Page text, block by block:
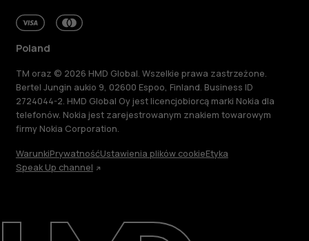
Naprawa i recykling
Poland
TM oraz © 2026 HMD Global. Wszelkie prawa zastrzeżone.
Bertel Jungin aukio 9, 02600 Espoo, Finland. Business ID
2724044-2. HMD Global Oy jest licencjobiorcą marki Nokia dla
telefonów. Nokia jest zarejestrowanym znakiem towarowym
firmy Nokia Corporation.
WarunkiPrywatnośćUstawienia plików cookieEtyka
Speak Up channel